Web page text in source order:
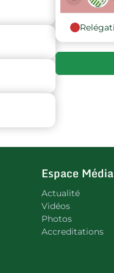
9
Espace Média
Actualité
Vidéos
Photos
Accreditations